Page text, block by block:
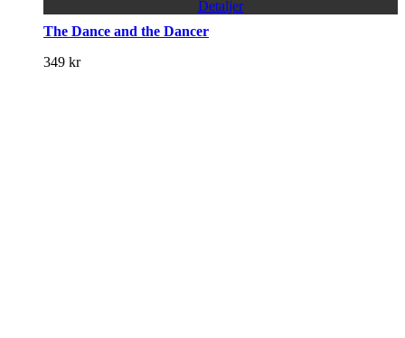
Detaljer
The Dance and the Dancer
349 kr